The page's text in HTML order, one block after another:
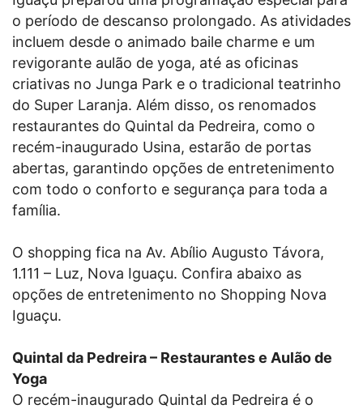
o período de descanso prolongado. As atividades
incluem desde o animado baile charme e um
revigorante aulão de yoga, até as oficinas
criativas no Junga Park e o tradicional teatrinho
do Super Laranja. Além disso, os renomados
restaurantes do Quintal da Pedreira, como o
recém-inaugurado Usina, estarão de portas
abertas, garantindo opções de entretenimento
com todo o conforto e segurança para toda a
família.
O shopping fica na Av. Abílio Augusto Távora,
1.111 – Luz, Nova Iguaçu. Confira abaixo as
opções de entretenimento no Shopping Nova
Iguaçu.
Quintal da Pedreira – Restaurantes e Aulão de
Yoga
O recém-inaugurado Quintal da Pedreira é o